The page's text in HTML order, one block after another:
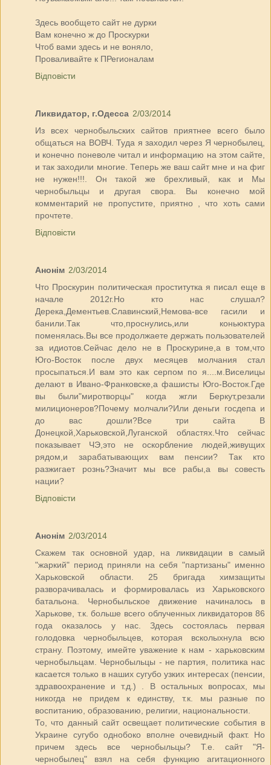
Здесь вообщето сайт не дурки
Вам конечно ж до Проскурки
Чтоб вами здесь и не воняло,
Проваливайте к ПРегионалам
Відповісти
Ликвидатор, г.Одесса 2/03/2014
Из всех чернобыльских сайтов приятнее всего было
общаться на ВОВЧ. Туда я заходил через Я чернобылец,
и конечно поневоле читал и информацию на этом сайте,
и так заходили многие. Теперь же ваш сайт мне и на фиг
не нужен!!!. Он такой же брехливый, как и Мы
чернобыльцы и другая свора. Вы конечно мой
комментарий не пропустите, приятно , что хоть сами
прочтете.
Відповісти
Анонім 2/03/2014
Что Проскурин политическая проститутка я писал еще в
начале 2012г.Но кто нас слушал?
Дерека,Дементьев.Славинский,Немова-все гасили и
банили.Так что,проснулись,или коньюктура
поменялась.Вы все продолжаете держать пользователей
за идиотов.Сейчас дело не в Проскурине,а в том,что
Юго-Восток после двух месяцев молчания стал
просыпаться.И вам это как серпом по я....м.Виселицы
делают в Ивано-Франковске,а фашисты Юго-Восток.Где
вы были"миротворцы" когда жгли Беркут,резали
милиционеров?Почему молчали?Или деньги госдепа и
до вас дошли?Все три сайта В
Донецкой,Харьковской,Луганской областях.Что сейчас
показывает ЧЭ,это не оскорбление людей,живущих
рядом,и зарабатывающих вам пенсии? Так кто
разжигает рознь?Значит мы все рабы,а вы совесть
нации?
Відповісти
Анонім 2/03/2014
Скажем так основной удар, на ликвидации в самый
"жаркий" период приняли на себя "партизаны" именно
Харьковской области. 25 бригада химзащиты
разворачивалась и формировалась из Харьковского
батальона. Чернобыльское движение начиналось в
Харькове, т.к. больше всего облученных ликвидаторов 86
года оказалось у нас. Здесь состоялась первая
голодовка чернобыльцев, которая всколыхнула всю
страну. Поэтому, имейте уважение к нам - харьковским
чернобыльцам. Чернобыльцы - не партия, политика нас
касается только в наших сугубо узких интересах (пенсии,
здравоохранение и т.д.) . В остальных вопросах, мы
никогда не придем к единству, т.к. мы разные по
воспитанию, образованию, религии, национальности.
То, что данный сайт освещает политические события в
Украине сугубо однобоко вполне очевидный факт. Но
причем здесь все чернобыльцы? Т.е. сайт "Я-
чернобылец" взял на себя функцию агитационного